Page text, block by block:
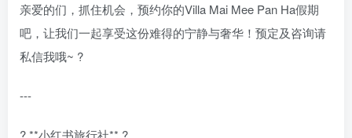
亲爱的们，抓住机会，预约你的Villa Mai Mee Pan Ha假期
吧，让我们一起享受这份难得的宁静与奢华！预定及咨询请
私信我哦~ ?
---
? **小红书旅行社** ?